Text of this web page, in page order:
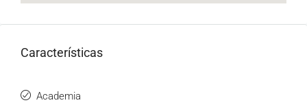
Características
Academia